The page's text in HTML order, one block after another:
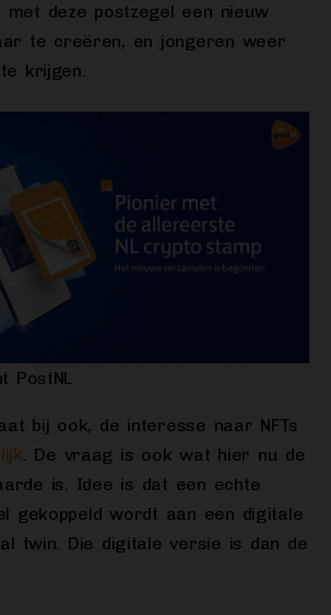
met deze postzegel een nieuw
te creëren, en jongeren weer
krijgen.
PostNL
bij ook, de interesse naar NFTs
. De vraag is ook wat hier nu de
is. Idee is dat een echte
gekoppeld wordt aan een digitale
twin. Die digitale versie is dan de